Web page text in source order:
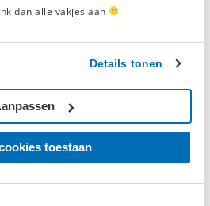
dan alle vakjes aan
Details tonen
toestaan
1
0
en win een